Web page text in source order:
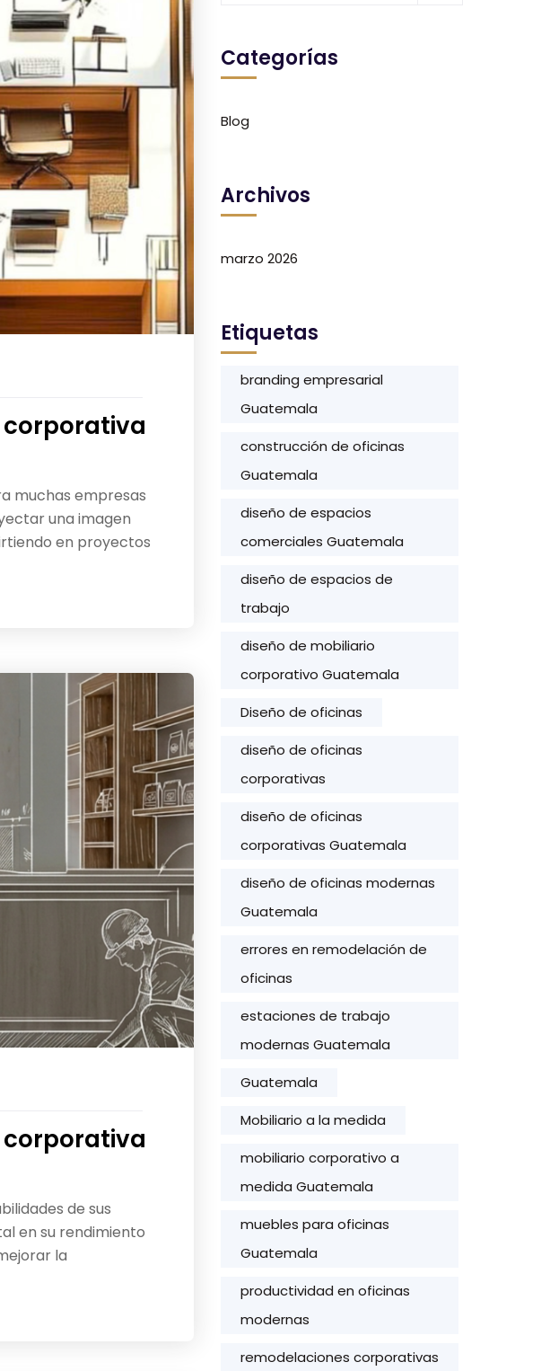
corporativa
muchas empresas
una imagen
en proyectos
corporativa
de sus
en su rendimiento
la
Categorías
Blog
Archivos
marzo 2026
Etiquetas
branding empresarial
Guatemala
construcción de oficinas
Guatemala
diseño de espacios
comerciales Guatemala
diseño de espacios de
trabajo
diseño de mobiliario
corporativo Guatemala
Diseño de oficinas
diseño de oficinas
corporativas
diseño de oficinas
corporativas Guatemala
diseño de oficinas modernas
Guatemala
errores en remodelación de
oficinas
estaciones de trabajo
modernas Guatemala
Guatemala
Mobiliario a la medida
mobiliario corporativo a
medida Guatemala
muebles para oficinas
Guatemala
productividad en oficinas
modernas
remodelaciones corporativas